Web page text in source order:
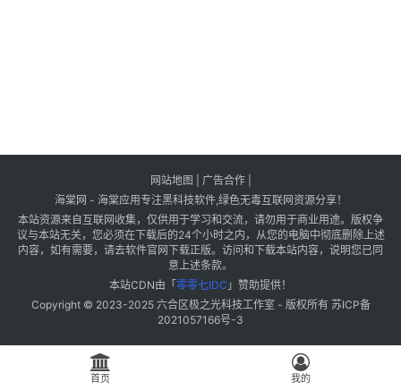
网站地图 广告合作|
海棠网 - 海棠应用专注黑科技软件,绿色无毒互联网资源分享！
本站资源来自互联网收集，仅供用于学习和交流，请勿用于商业用途。版权争
议与本站无关，您必须在下载后的24个小时之内，从您的电脑中彻底删除上述
内容，如有需要，请去软件官网下载正版。访问和下载本站内容，说明您已同
意上述条款。
本站CDN由「 零零七IDC 」赞助提供！
Copyright © 2023-2025 六合区极之光科技工作室 - 版权所有 苏ICP备
2021057166号-3
首页 我的